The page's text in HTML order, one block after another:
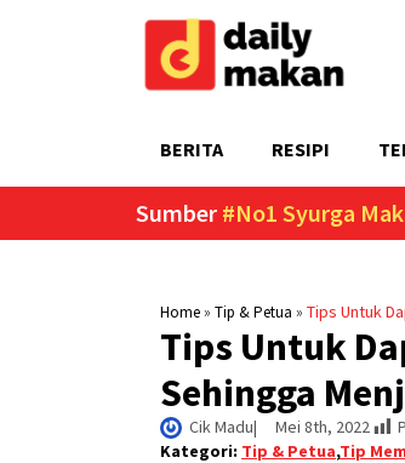
BERITA RESIPI
Sumber #No1 Syurga
Home» Tip & Petua » Tips Untuk
Tips Untuk
Sehingga
Cik Madu| Mei 8th, 2022
Kategori: Tip & Petua,Tip